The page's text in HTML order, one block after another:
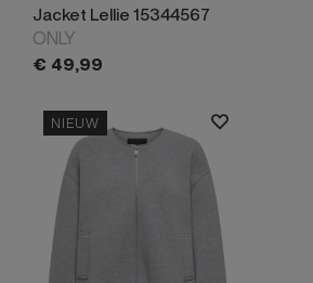
Jacket Lellie 15344567
ONLY
€ 49,99
NIEUW